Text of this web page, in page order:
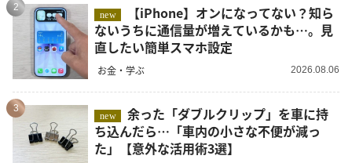
2
new
ないうちに通信量が増えているかも…。見
直したい簡単スマホ設定
お金・学ぶ 2026.08.06
3
new
余った「ダブルクリップ」を車に持
ち込んだら…「車内の小さな不便が減っ
た」【意外な活用術3選】